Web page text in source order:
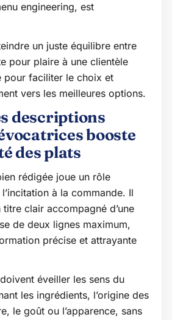
engineering, est
un juste équilibre entre
pour plaire à une clientèle
pour faciliter le choix et
vers les meilleures options.
descriptions
booste
des plats
rédigée joue un rôle
à la commande. Il
clair accompagné d’une
de deux lignes maximum,
précise et attrayante
éveiller les sens du
les ingrédients, l’origine des
le goût ou l’apparence, sans